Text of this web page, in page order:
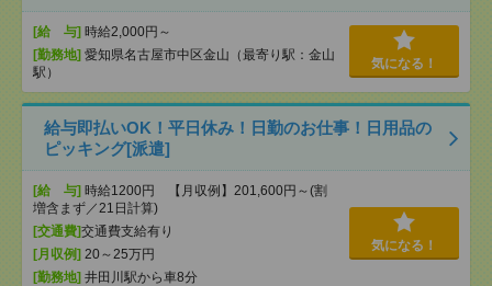
[給 与] 時給2,000円～
[勤務地] 愛知県名古屋市中区金山（最寄り駅：金山
駅）
気になる！
給与即払いOK！平日休み！日勤のお仕事！日用品の
ピッキング[派遣]
[給 与] 時給1200円 【月収例】201,600円～(割
増含まず／21日計算)
[交通費]交通費支給有り
[月収例] 20～25万円
[勤務地] 井田川駅から車8分
気になる！